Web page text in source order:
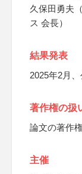
久保田勇夫
ス 会長）
結果発表
2025年2月
著作権の扱
論文の著作
主催